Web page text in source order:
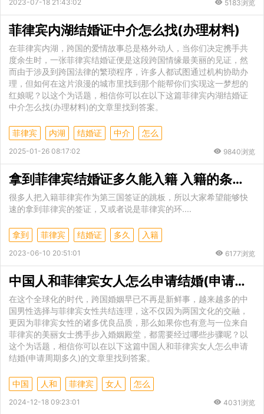
2023-07-18 21:43:02 5183浏览
菲律宾内湖结婚证中介怎么找(办理材料)
在菲律宾内湖，跨国的爱情故事总是格外动人，当你们决定携手共
度余生时，一张菲律宾结婚证便是这段跨国情缘最美丽的见证，然
而由于涉及到跨国法律的繁琐程序，许多人都试图通过机构协助办
理，但如何在这片浪漫的城市里找到那个能帮你们实现这一梦想的
红娘呢？以这个为话题，相信你可以在以下这篇菲律宾内湖结婚证
中介怎么找(办理材料)的文章里找到答案。
菲律宾 内湖 结婚证 中介 怎么
2025-01-26 08:17:02 9840浏览
拿到菲律宾结婚证多久能入籍 入籍的条件是什么
很多人把入籍菲律宾作为第三国签证的跳板，所以大家希望能够快
速的拿到菲律宾的签证，又或者说是菲律宾的环....
拿到 菲律宾 结婚证 多久 入籍
2023-06-10 20:51:01 6177浏览
中国人和菲律宾女人怎么申请结婚(申请周期多久)
在这个全球化的时代，跨国婚姻早已不再是新鲜事，越来越多的中
国男性选择与菲律宾女性共结连理，这不仅因为两国文化的交融，
更因为菲律宾女性的诸多优良品质，那么如果你也有意与一位来自
菲律宾的美丽女士携手步入婚姻殿堂，都需要经过哪些步骤呢？以
这个为话题，相信你可以在以下这篇中国人和菲律宾女人怎么申请
结婚(申请周期多久)的文章里找到答案。
中国 人和 菲律宾 女人 怎么
2024-12-18 09:23:01 4031浏览